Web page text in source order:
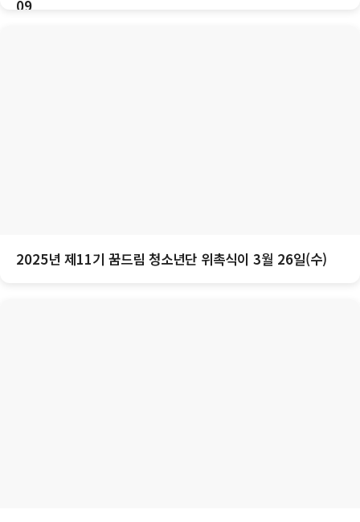
09
2025년 제11기 꿈드림 청소년단 위촉식이 3월 26일(수)